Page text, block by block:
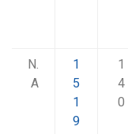
1
4
0
1
5
1
9
N.
A